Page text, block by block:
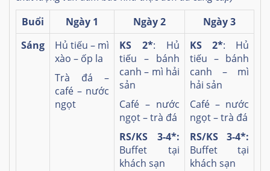
Buổi
Ngày 1 Ngày 2
Ngày 3
Sáng
Hủ tiếu – mì
xào – ốp la
Trà đá –
café – nước
ngọt
KS 2*: Hủ
tiếu – bánh
canh – mì hải
sản
Café – nước
ngọt – trà đá
RS/KS 3-4*:
Buffet tại
khách sạn
KS 2*: Hủ
tiếu – bánh
canh – mì
hải sản
Café – nước
ngọt – trà đá
RS/KS 3-4*:
Buffet tại
khách sạn